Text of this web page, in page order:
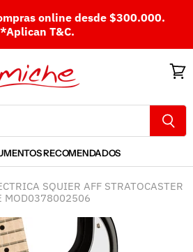
online desde $300.000.
*Aplican T&C.
RECOMENDADOS
SQUIER AFF STRATOCASTER
MOD0378002506